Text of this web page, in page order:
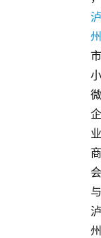
泸
州
市
小
微
企
业
商
会
与
泸
州